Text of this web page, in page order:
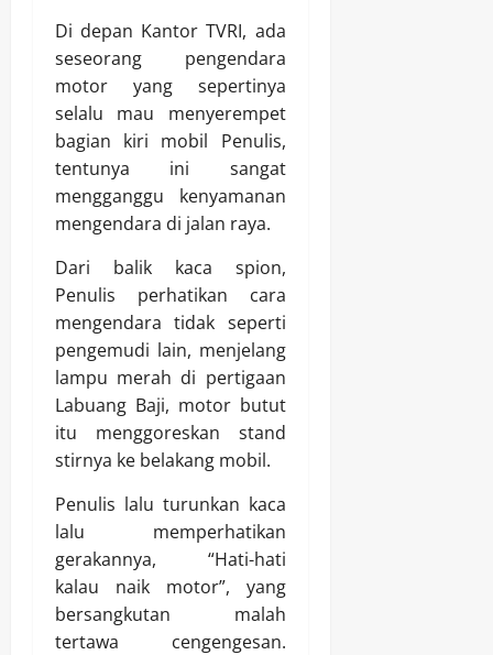
Di depan Kantor TVRI, ada
seseorang pengendara
motor yang sepertinya
selalu mau menyerempet
bagian kiri mobil Penulis,
tentunya ini sangat
mengganggu kenyamanan
mengendara di jalan raya.
Dari balik kaca spion,
Penulis perhatikan cara
mengendara tidak seperti
pengemudi lain, menjelang
lampu merah di pertigaan
Labuang Baji, motor butut
itu menggoreskan stand
stirnya ke belakang mobil.
Penulis lalu turunkan kaca
lalu memperhatikan
gerakannya, “Hati-hati
kalau naik motor”, yang
bersangkutan malah
tertawa cengengesan.